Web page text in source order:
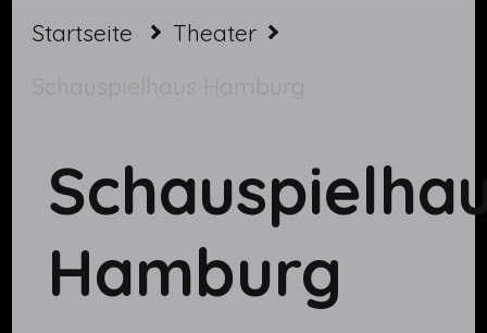
Startseite
Theater
Schauspielhaus Hamburg
Hamburg